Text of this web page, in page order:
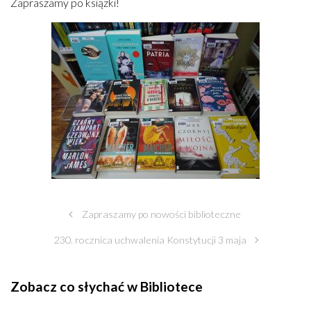
Zapraszamy po nowości biblioteczne
230. rocznica uchwalenia Konstytucji 3 maja
Zobacz co słychać w Bibliotece